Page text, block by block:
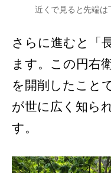
近くで見ると先端は
さらに進むと「
ます。この円右
を開削したこと
が世に広く知ら
す。